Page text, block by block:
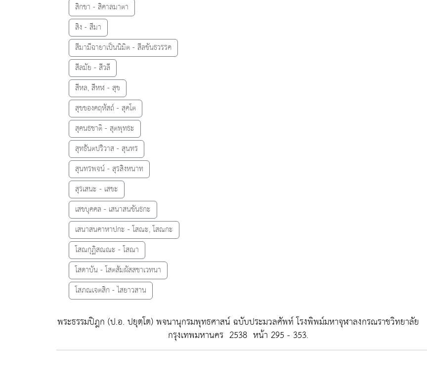
สิกขา - สิคาลมาตา
สิง - สีมา
สีมามีฉายาเป็นนิมิต - สีลขันธวรรค
สีลมัย - สีวลี
สีหล, สีหฬ - สุข
สุขของคฤหัสถ์ - สุคโต
สุคนธชาติ - สุตพุทธะ
สุทธันตปริวาส - สุนทร
สุนทรพจน์ - สุรสิงหนาท
สุรเสนะ - เสขะ
เสขบุคคล - เสนาสนขันธกะ
เสนาสนคาหาปกะ - โสณะ, โสณกะ
โสณกุฏิสณณะ - โสณา
โสดาบัน - โสตสัมผัสสชาเวทนา
โสภณเจตสิก - ไสยาวสาน
พระธรรมปิฎก (ป.อ. ปยุตฺโต)พจนานุกรมพุทธศาสน์ ฉบับประมวลศัพท์โรงพิพม์มหาจุฬาลงกรณราชวิทยาลัย
กรุงเทพมหานคร 2538 หน้า 295 - 353.